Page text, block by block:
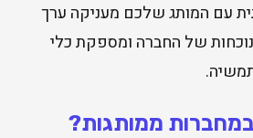
עם המותג שלכם מעניקה ערך
של החברה ומספקת כלי
ממותגות?